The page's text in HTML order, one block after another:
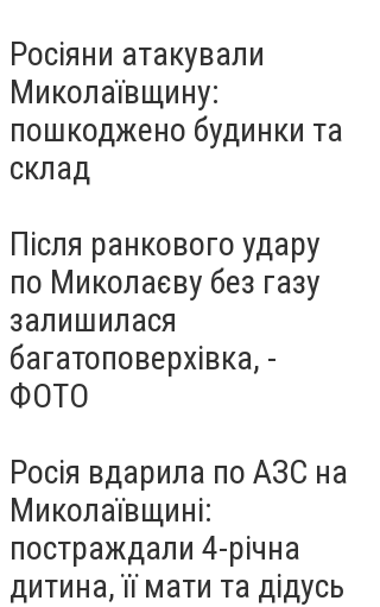
Росіяни атакували
Миколаївщину:
пошкоджено будинки та
склад
Після ранкового удару
по Миколаєву без газу
залишилася
багатоповерхівка, -
ФОТО
Росія вдарила по АЗС на
Миколаївщині:
постраждали 4-річна
дитина, її мати та дідусь